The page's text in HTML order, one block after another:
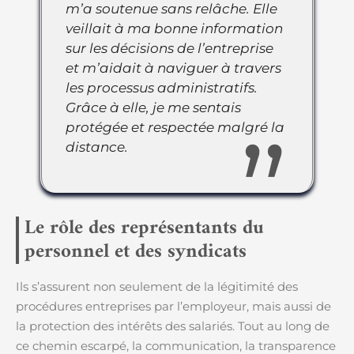
m’a soutenue sans relâche. Elle
veillait à ma bonne information
sur les décisions de l’entreprise
et m’aidait à naviguer à travers
les processus administratifs.
Grâce à elle, je me sentais
protégée et respectée malgré la
distance.
Le rôle des représentants du
personnel et des syndicats
Ils s’assurent non seulement de la légitimité des
procédures entreprises par l’employeur, mais aussi de
la protection des intérêts des salariés. Tout au long de
ce chemin escarpé, la communication, la transparence